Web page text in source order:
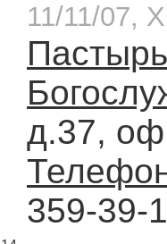
11/11/07,
Пастырь
д.37,
359-39-